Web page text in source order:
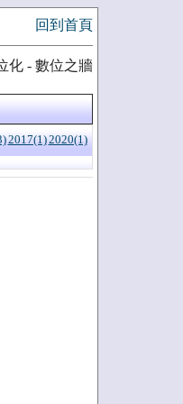
回到首頁
化 - 數位之牆
2017(1)2020(1)